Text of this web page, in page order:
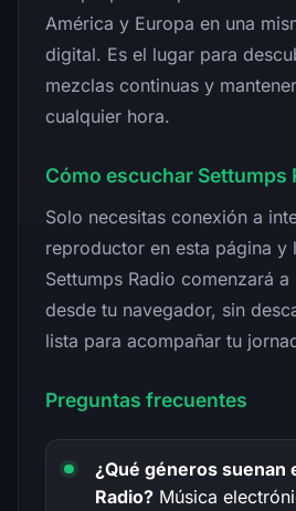
América y Europa en una
digital. Es el lugar para
mezclas continuas y
cualquier hora.
Cómo escuchar Settumps
Solo necesitas conexión a
reproductor en esta página y
Settumps Radio comenzará
desde tu navegador, sin
lista para acompañar tu
Preguntas frecuentes
¿Qué géneros suenan
Radio? Música